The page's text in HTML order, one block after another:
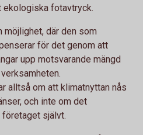
fotavtryck.
möjlighet, där den som
för det genom att
upp motsvarande mängd
alltså om att klimatnyttan nås
och inte om det
självt.